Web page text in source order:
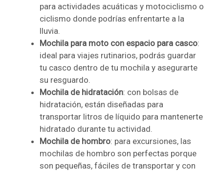
para actividades acuáticas y motociclismo o
ciclismo donde podrías enfrentarte a la
lluvia.
Mochila para moto con espacio para casco:
ideal para viajes rutinarios, podrás guardar
tu casco dentro de tu mochila y asegurarte
su resguardo.
Mochila de hidratación: con bolsas de
hidratación, están diseñadas para
transportar litros de líquido para mantenerte
hidratado durante tu actividad.
Mochila de hombro: para excursiones, las
mochilas de hombro son perfectas porque
son pequeñas, fáciles de transportar y con